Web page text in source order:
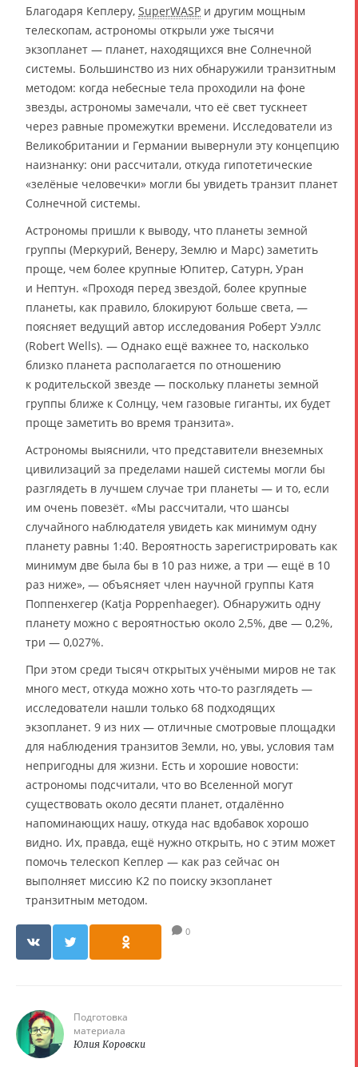
Благодаря Кеплеру, SuperWASP и другим мощным
телескопам, астрономы открыли уже тысячи
экзопланет — планет, находящихся вне Солнечной
системы. Большинство из них обнаружили транзитным
методом: когда небесные тела проходили на фоне
звезды, астрономы замечали, что её свет тускнеет
через равные промежутки времени. Исследователи из
Великобритании и Германии вывернули эту концепцию
наизнанку: они рассчитали, откуда гипотетические
«зелёные человечки» могли бы увидеть транзит планет
Солнечной системы.
Астрономы пришли к выводу, что планеты земной
группы (Меркурий, Венеру, Землю и Марс) заметить
проще, чем более крупные Юпитер, Сатурн, Уран
и Нептун. «Проходя перед звездой, более крупные
планеты, как правило, блокируют больше света, —
поясняет ведущий автор исследования Роберт Уэллс
(Robert Wells). — Однако ещё важнее то, насколько
близко планета располагается по отношению
к родительской звезде — поскольку планеты земной
группы ближе к Солнцу, чем газовые гиганты, их будет
проще заметить во время транзита».
Астрономы выяснили, что представители внеземных
цивилизаций за пределами нашей системы могли бы
разглядеть в лучшем случае три планеты — и то, если
им очень повезёт. «Мы рассчитали, что шансы
случайного наблюдателя увидеть как минимум одну
планету равны 1:40. Вероятность зарегистрировать как
минимум две была бы в 10 раз ниже, а три — ещё в 10
раз ниже», — объясняет член научной группы Катя
Поппенхегер (Katja Poppenhaeger). Обнаружить одну
планету можно с вероятностью около 2,5%, две — 0,2%,
три — 0,027%.
При этом среди тысяч открытых учёными миров не так
много мест, откуда можно хоть что-то разглядеть —
исследователи нашли только 68 подходящих
экзопланет. 9 из них — отличные смотровые площадки
для наблюдения транзитов Земли, но, увы, условия там
непригодны для жизни. Есть и хорошие новости:
астрономы подсчитали, что во Вселенной могут
существовать около десяти планет, отдалённо
напоминающих нашу, откуда нас вдобавок хорошо
видно. Их, правда, ещё нужно открыть, но с этим может
помочь телескоп Кеплер — как раз сейчас он
выполняет миссию K2 по поиску экзопланет
транзитным методом.
0
Подготовка
материала
Юлия Коровски